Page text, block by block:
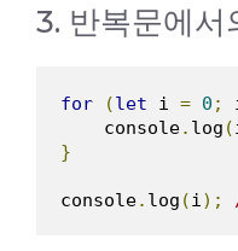
3. 반복문에
for (let i = 0 ;
    console
. log (
}
console. log (i );